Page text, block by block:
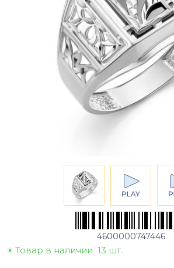
4600000747446
Товар в наличии 13 шт.